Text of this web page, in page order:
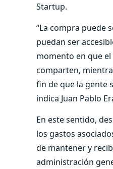
Startup.
“La compra puede
puedan ser
momento en que el
comparten,
fin de que la gente
indica Juan Pablo
En este sentido,
los gastos
de mantener y
administración